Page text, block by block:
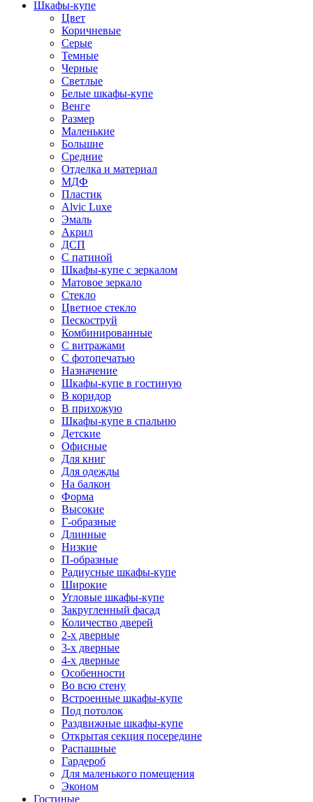
Шкафы-купе
Цвет
Коричневые
Серые
Темные
Черные
Светлые
Белые шкафы-купе
Венге
Размер
Маленькие
Большие
Средние
Отделка и материал
МДФ
Пластик
Alvic Luxe
Эмаль
Акрил
ДСП
С патиной
Шкафы-купе с зеркалом
Матовое зеркало
Стекло
Цветное стекло
Пескоструй
Комбинированные
С витражами
С фотопечатью
Назначение
Шкафы-купе в гостиную
В коридор
В прихожую
Шкафы-купе в спальню
Детские
Офисные
Для книг
Для одежды
На балкон
Форма
Высокие
Г-образные
Длинные
Низкие
П-образные
Радиусные шкафы-купе
Широкие
Угловые шкафы-купе
Закругленный фасад
Количество дверей
2-х дверные
3-х дверные
4-х дверные
Особенности
Во всю стену
Встроенные шкафы-купе
Под потолок
Раздвижные шкафы-купе
Открытая секция посередине
Распашные
Гардероб
Для маленького помещения
Эконом
Гостиные